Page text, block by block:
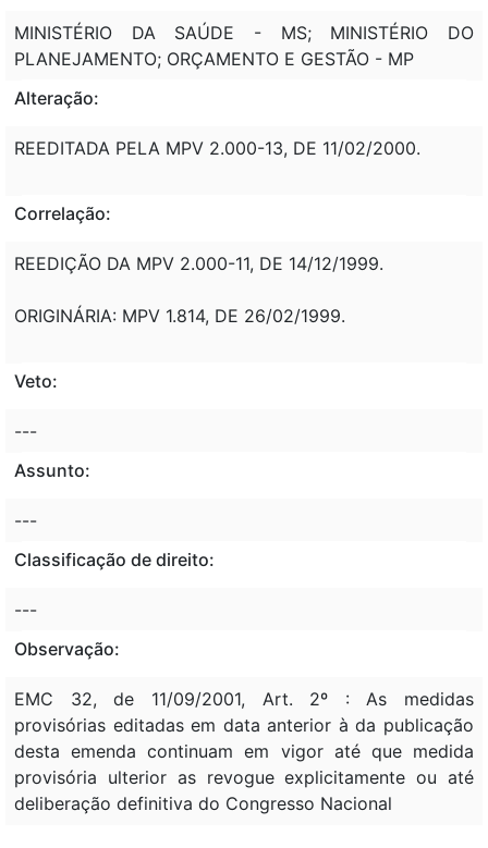
MINISTÉRIO DA SAÚDE - MS; MINISTÉRIO DO
PLANEJAMENTO; ORÇAMENTO E GESTÃO - MP
Alteração:
REEDITADA PELA MPV 2.000-13, DE 11/02/2000.
Correlação:
REEDIÇÃO DA MPV 2.000-11, DE 14/12/1999.
ORIGINÁRIA: MPV 1.814, DE 26/02/1999.
Veto:
---
Assunto:
---
Classificação de direito:
---
Observação:
EMC 32, de 11/09/2001, Art. 2º : As medidas
provisórias editadas em data anterior à da publicação
desta emenda continuam em vigor até que medida
provisória ulterior as revogue explicitamente ou até
deliberação definitiva do Congresso Nacional